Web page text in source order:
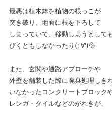
最悪は植木鉢を植物の根っこが
突き破り、地面に根を下ろして
しまっていて、移動しようとして
びくともしなかったり(;'∀')💦
また、玄関や通路アプローチや
外壁を舗装した際に廃棄処理しき
いなかったコンクリートブロック
レンガ・タイルなどのがれきが、